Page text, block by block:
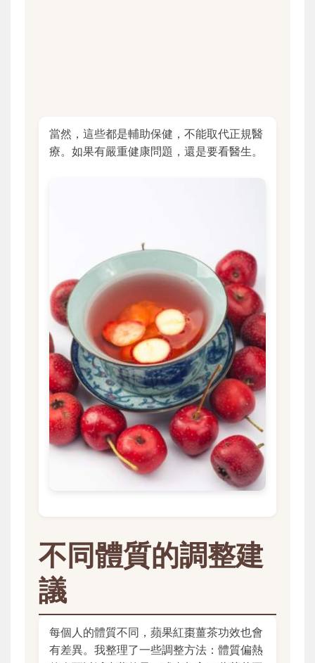
當然，這些都是輔助保健，不能取代正規醫
療。如果有嚴重健康問題，還是要看醫生。
不同體質的調整建
議
每個人的體質不同，蘋果紅棗薑茶功效也會
有差異。我整理了一些調整方法：體質偏熱